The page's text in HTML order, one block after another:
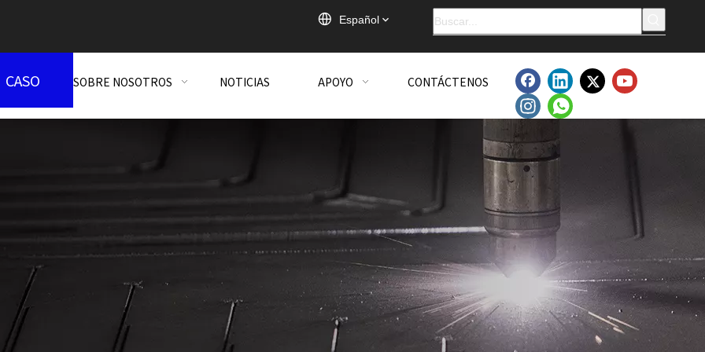
Español
CASO SOBRE NOSOTROS NOTICIAS APOYO CONTÁCTENOS